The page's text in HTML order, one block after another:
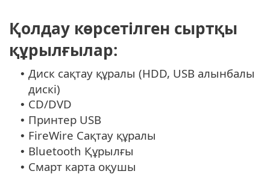
Қолдау көрсетілген сыртқы
құрылғылар:
• Диск сақтау құралы (HDD, USB алынбалы
дискі)
• CD/DVD
• Принтер USB
• FireWire Сақтау құралы
• Bluetooth Құрылғы
• Смарт карта оқушы